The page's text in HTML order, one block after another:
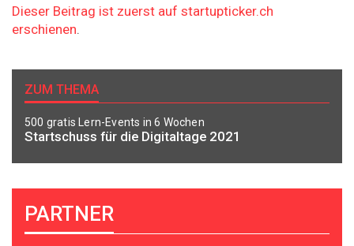
Dieser Beitrag ist zuerst auf startupticker.ch
erschienen.
ZUM THEMA
500 gratis Lern-Events in 6 Wochen
Startschuss für die Digitaltage 2021
PARTNER